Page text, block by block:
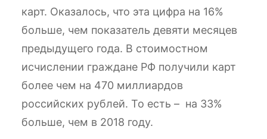
карт. Оказалось, что эта цифра на 16%
больше, чем показатель девяти месяцев
предыдущего года. В стоимостном
исчислении граждане РФ получили карт
более чем на 470 миллиардов
российских рублей. То есть – на 33%
больше, чем в 2018 году.